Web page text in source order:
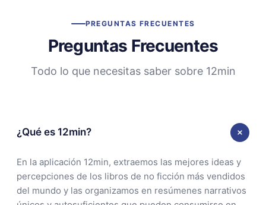
PREGUNTAS FRECUENTES
Preguntas Frecuentes
Todo lo que necesitas saber sobre 12min
¿Qué es 12min?
En la aplicación 12min, extraemos las mejores ideas y
percepciones de los libros de no ficción más vendidos
del mundo y las organizamos en resúmenes narrativos